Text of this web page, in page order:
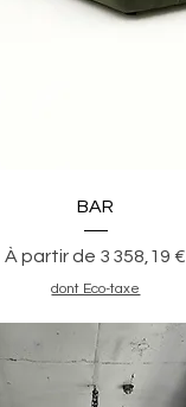
Aperçu rapide
BAR
À partir de 3 358,19 €
Prix promotionnel
dont Eco-taxe